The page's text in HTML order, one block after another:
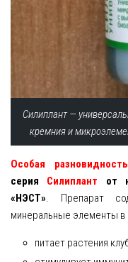
Силиплант —
кремния и
Особая разновидность
серия Силиплант от
«НЭСТ» . Препарат
минеральные элементы
питает растения